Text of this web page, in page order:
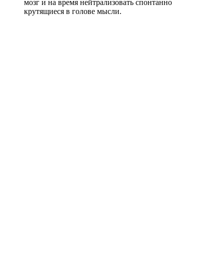
мозг и на время нейтрализовать спонтанно
крутящиеся в голове мысли.